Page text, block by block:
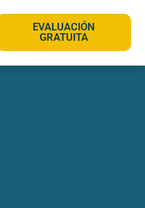
EVALUACIÓN
GRATUITA